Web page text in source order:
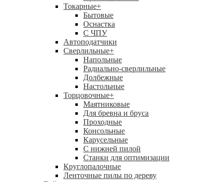
Токарные+
Бытовые
Оснастка
С ЧПУ
Автоподатчики
Сверлильные+
Напольные
Радиально-сверлильные
Долбежные
Настольные
Торцовочные+
Маятниковые
Для бревна и бруса
Проходные
Консольные
Карусельные
С нижней пилой
Станки для оптимизации
Круглопалочные
Ленточные пилы по дереву